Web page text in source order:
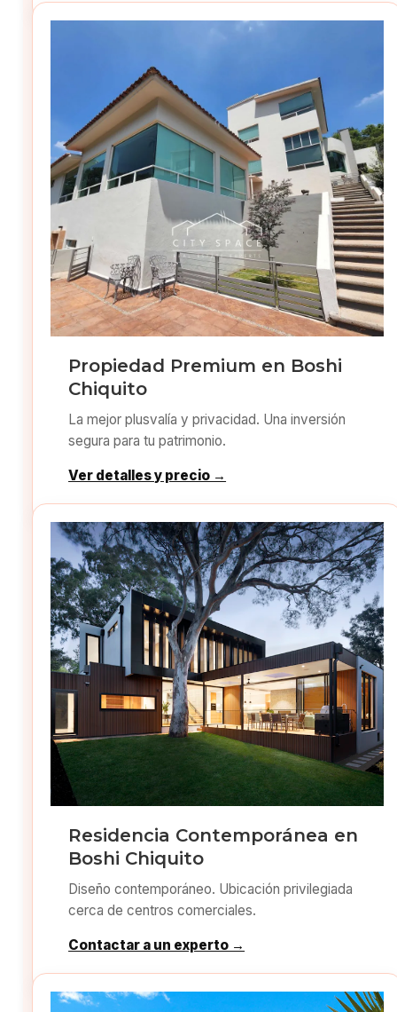
Propiedad Premium en Boshi
Chiquito
La mejor plusvalía y privacidad. Una inversión
segura para tu patrimonio.
Ver detalles y precio →
Residencia Contemporánea en
Boshi Chiquito
Diseño contemporáneo. Ubicación privilegiada
cerca de centros comerciales.
Contactar a un experto →